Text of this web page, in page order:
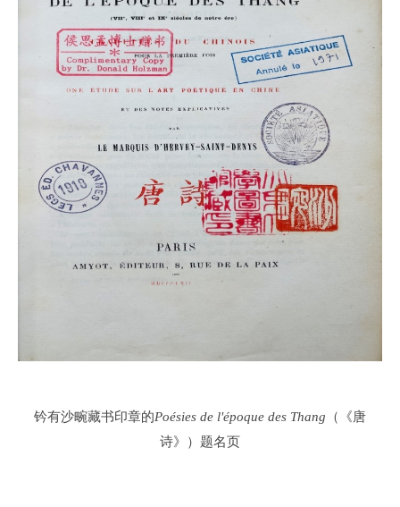
钤有沙畹藏书印章的Poésies de l'époque des Thang （《唐
诗》）题名页